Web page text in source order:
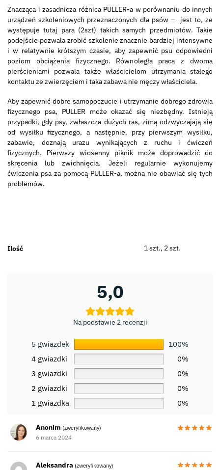
Znacząca i zasadnicza różnica PULLER-a w porównaniu do innych
urządzeń szkoleniowych przeznaczonych dla psów – jest to, ze
występuje tutaj para (2szt) takich samych przedmiotów. Takie
podejście pozwala zrobić szkolenie znacznie bardziej intensywne
i w relatywnie krótszym czasie, aby zapewnić psu odpowiedni
poziom obciążenia fizycznego. Równoległa praca z dwoma
pierścieniami pozwala także właścicielom utrzymania stałego
kontaktu ze zwierzęciem i taka zabawa nie męczy właściciela.
Aby zapewnić dobre samopoczucie i utrzymanie dobrego zdrowia
fizycznego psa, PULLER może okazać się niezbędny. Istnieją
przypadki, gdy psy, zwłaszcza dużych ras, zimą odzwyczajają się
od wysiłku fizycznego, a następnie, przy pierwszym wysiłku,
zabawie, doznają urazu wynikających z ruchu i ćwiczeń
fizycznych. Pierwszy wiosenny piknik może doprowadzić do
skręcenia lub zwichnięcia. Jeżeli regularnie wykonujemy
ćwiczenia psa za pomocą PULLER-a, można nie obawiać się tych
problemów.
Ilość 1 szt., 2 szt.
5,0
Na podstawie 2 recenzji
5 gwiazdek
100%
4 gwiazdki
0%
3 gwiazdki
0%
2 gwiazdki
0%
1 gwiazdka
0%
Anonim (zweryfikowany)
6 marca 2024
Aleksandra (zweryfikowany)